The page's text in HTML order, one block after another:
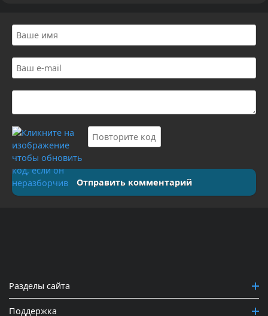
Отправить комментарий
Разделы сайта
Поддержка